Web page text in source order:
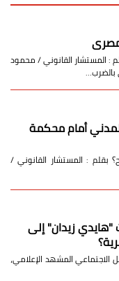
: المستشار القانوني / محمود
أمام محكمة
بقلم : المستشار القانوني /
"هايدي زيدان" إلى
المشهد الإعلامي،